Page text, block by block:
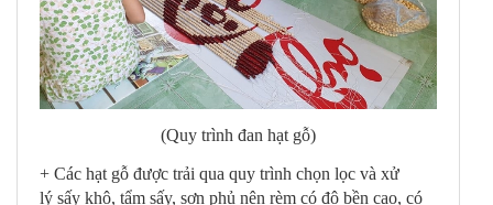
(Quy trình đan hạt gỗ)
+ Các hạt gỗ được trải qua quy trình chọn lọc và xử
lý sấy khô, tẩm sấy, sơn phủ nên rèm có độ bền cao, có